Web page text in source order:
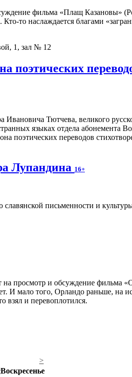
фильма «Плащ Казановы»
то наслаждается благами
1, зал № 12
поэтических
Ивановича Тютчева, великого
языках отдела абонемента
поэтических переводов
Лупандина 16+
письменности и
просмотр и обсуждение фильма
И мало того, Орландо раньше, на
взял и перевоплотился.
>
Воскресенье